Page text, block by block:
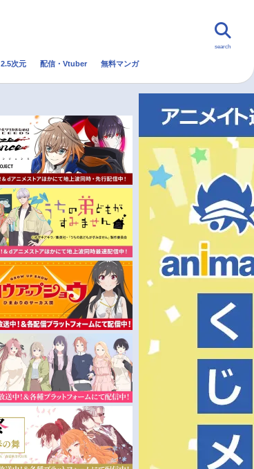
トレンド 無料マンガ
秋アニメ
冬アニメ
search
2.5次元 配信・Vtuber 無料マンガ